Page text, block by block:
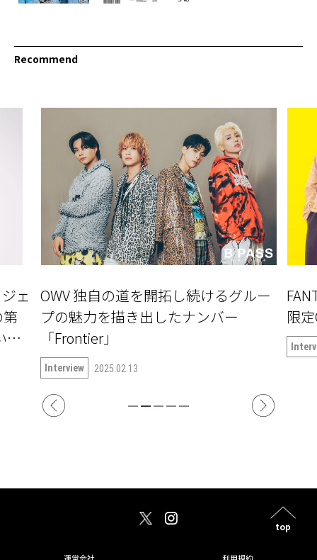
Recommend
ェ
第
て
OWV 独自の道を開拓し続けるグルー
プの魅力を描き出したナンバー
「Frontier」
Interview 2025.02.13
限
top